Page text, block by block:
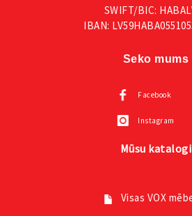
SWIFT/BIC:
IBAN:
Seko mums
Facebook
Instagram
Mūsu katalogi
Visas VOX